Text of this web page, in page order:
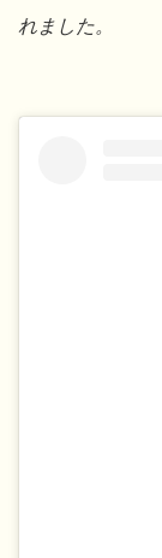
れました。